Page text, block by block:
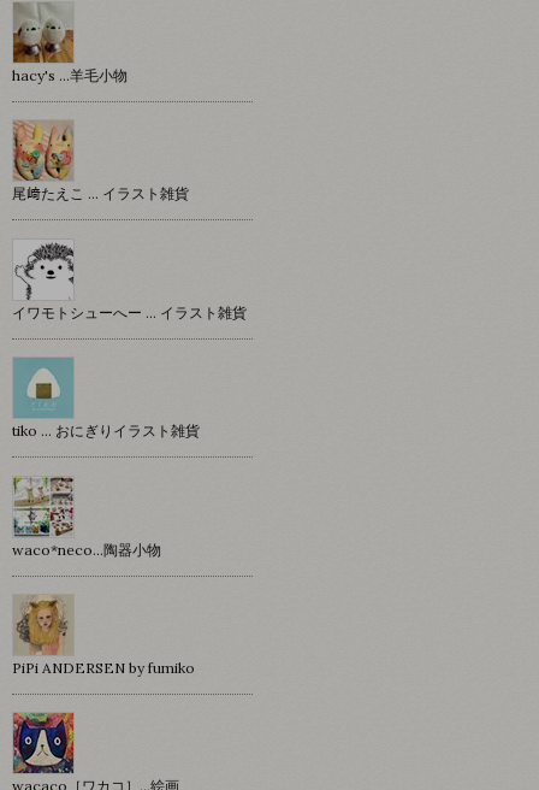
hacy's …羊毛小物
尾﨑たえこ … イラスト雑貨
イワモトシューへー … イラスト雑貨
tiko … おにぎりイラスト雑貨
waco*neco...陶器小物
PiPi ANDERSEN by fumiko
wacaco［ワカコ］…絵画